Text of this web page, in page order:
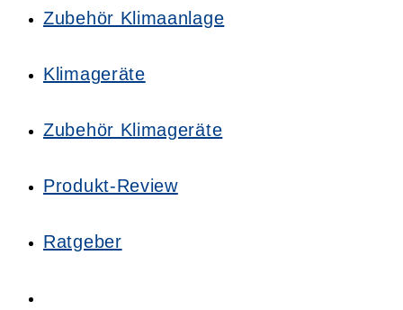
Zubehör Klimaanlage
Klimageräte
Zubehör Klimageräte
Produkt-Review
Ratgeber